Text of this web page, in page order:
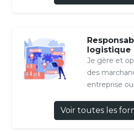
logistique
Je gère et
des
entreprise
Voir toutes les